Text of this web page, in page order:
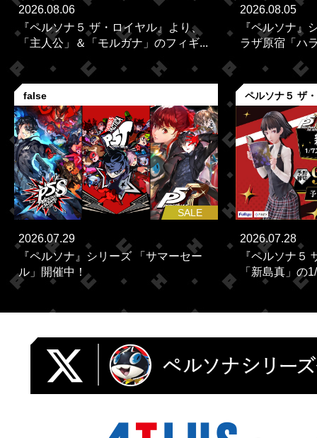
2026.08.06
『ペルソナ５ ザ・ロイヤル』より、
「主人公」＆「モルガナ」のフィギ...
2026.08.05
『ペルソナ』
ラザ原宿「ハ
false
SALE
2026.07.29
『ペルソナ』シリーズ 「サマーセー
ル」開催中！
ペルソナ５ ザ
2026.07.28
『ペルソナ５
「新島真」の